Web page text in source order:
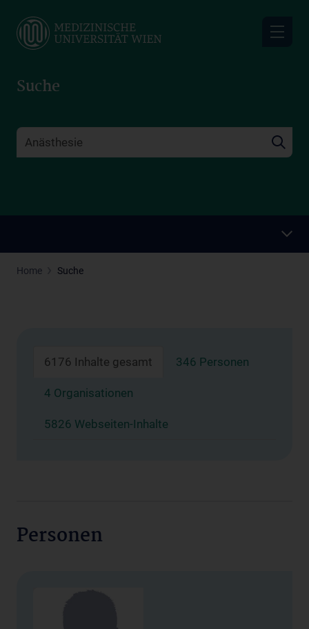
main
Suche
Home Suche
6176 Inhalte gesamt 346 Personen
4 Organisationen
5826 Webseiten-Inhalte
Personen